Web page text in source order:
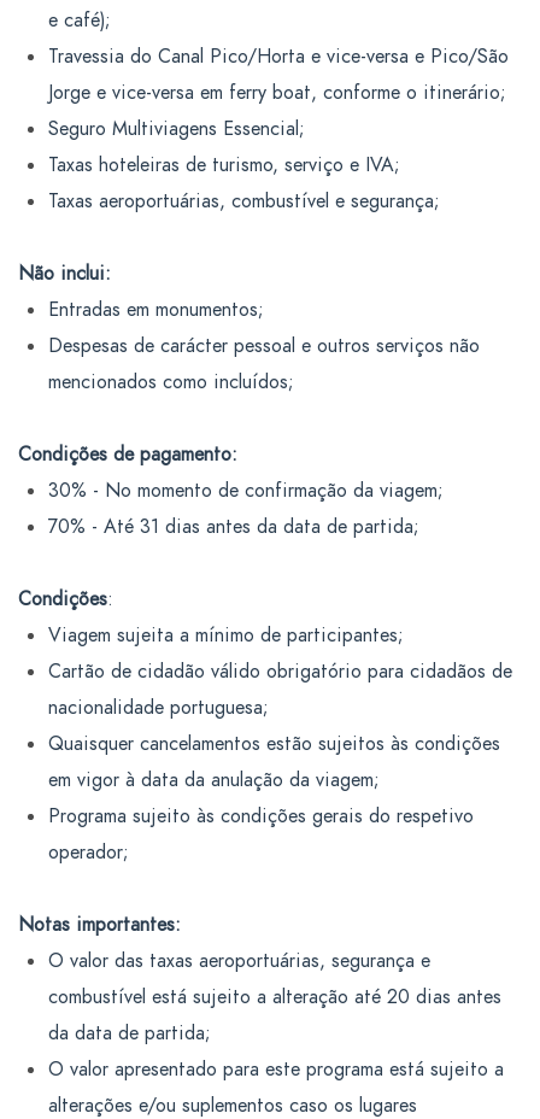
e café);
Travessia do Canal Pico/Horta e vice-versa e Pico/São
Jorge e vice-versa em ferry boat, conforme o itinerário;
Seguro Multiviagens Essencial;
Taxas hoteleiras de turismo, serviço e IVA;
Taxas aeroportuárias, combustível e segurança;
Não inclui:
Entradas em monumentos;
Despesas de carácter pessoal e outros serviços não
mencionados como incluídos;
Condições de pagamento:
30% - No momento de confirmação da viagem;
70% - Até 31 dias antes da data de partida;
Condições:
Viagem sujeita a mínimo de participantes;
Cartão de cidadão válido obrigatório para cidadãos de
nacionalidade portuguesa;
Quaisquer cancelamentos estão sujeitos às condições
em vigor à data da anulação da viagem;
Programa sujeito às condições gerais do respetivo
operador;
Notas importantes:
O valor das taxas aeroportuárias, segurança e
combustível está sujeito a alteração até 20 dias antes
da data de partida;
O valor apresentado para este programa está sujeito a
alterações e/ou suplementos caso os lugares